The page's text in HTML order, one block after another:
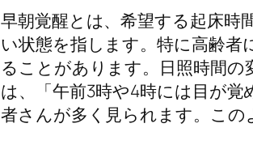
早朝覚醒とは、希望する起床時
い状態を指します。特に高齢
ることがあります。日照時間
は、「午前3時や4時には目が
者さんが多く見られます。この